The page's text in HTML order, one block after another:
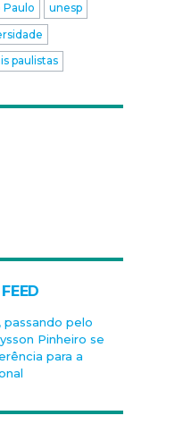
Paulo
unesp
paulistas
passando pelo
Pinheiro se
para a